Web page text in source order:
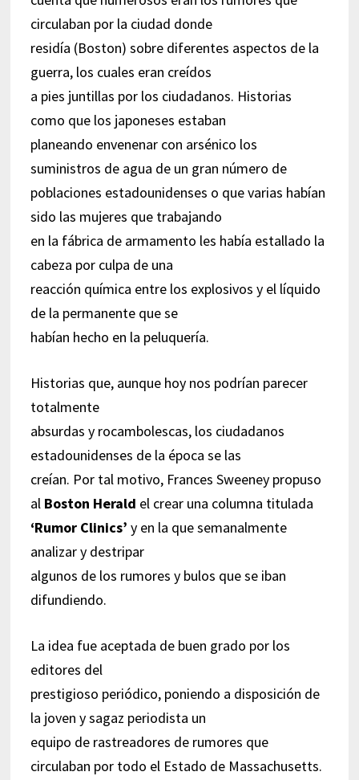
circulaban por la ciudad donde
residía (Boston) sobre diferentes aspectos de la
guerra, los cuales eran creídos
a pies juntillas por los ciudadanos. Historias
como que los japoneses estaban
planeando envenenar con arsénico los
suministros de agua de un gran número de
poblaciones estadounidenses o que varias habían
sido las mujeres que trabajando
en la fábrica de armamento les había estallado la
cabeza por culpa de una
reacción química entre los explosivos y el líquido
de la permanente que se
habían hecho en la peluquería.
Historias que, aunque hoy nos podrían parecer
totalmente
absurdas y rocambolescas, los ciudadanos
estadounidenses de la época se las
creían. Por tal motivo, Frances Sweeney propuso
al Boston Herald el crear una columna titulada
‘Rumor Clinics’ y en la que semanalmente
analizar y destripar
algunos de los rumores y bulos que se iban
difundiendo.
La idea fue aceptada de buen grado por los
editores del
prestigioso periódico, poniendo a disposición de
la joven y sagaz periodista un
equipo de rastreadores de rumores que
circulaban por todo el Estado de Massachusetts.